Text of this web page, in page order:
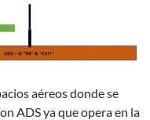
aéreos donde se
ADS ya que opera en la